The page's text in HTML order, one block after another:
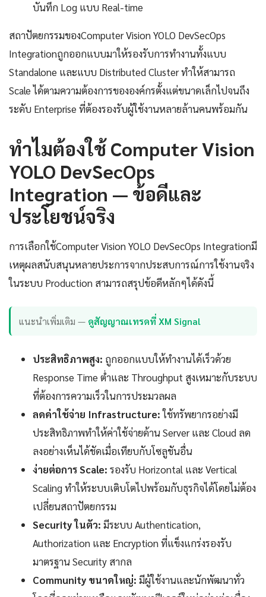
บันทึก Log แบบ Real-time
สถาปัตยกรรมของComputer Vision YOLO DevSecOps
Integrationถูกออกแบบมาให้รองรับการทำงานทั้งแบบ
Standalone และแบบ Distributed Cluster ทำให้สามารถ
Scale ได้ตามความต้องการขององค์กรตั้งแต่ขนาดเล็กไปจนถึง
ระดับ Enterprise ที่ต้องรองรับผู้ใช้งานหลายล้านคนพร้อมกัน
ทำไมต้องใช้ Computer Vision
YOLO DevSecOps
Integration — ข้อดีและ
ประโยชน์จริง
การเลือกใช้Computer Vision YOLO DevSecOps Integrationมี
เหตุผลสนับสนุนหลายประการจากประสบการณ์การใช้งานจริง
ในระบบ Production สามารถสรุปข้อดีหลักๆได้ดังนี้
แนะนำเพิ่มเติม — ดูสัญญาณเทรดที่ XM Signal
ประสิทธิภาพสูง: ถูกออกแบบให้ทำงานได้เร็วด้วย
Response Time ต่ำและ Throughput สูงเหมาะกับระบบ
ที่ต้องการความเร็วในการประมวลผล
ลดค่าใช้จ่าย Infrastructure:ใช้ทรัพยากรอย่างมี
ประสิทธิภาพทำให้ค่าใช้จ่ายด้าน Server และ Cloud ลด
ลงอย่างเห็นได้ชัดเมื่อเทียบกับโซลูชันอื่น
ง่ายต่อการ Scale: รองรับ Horizontal และ Vertical
Scaling ทำให้ระบบเติบโตไปพร้อมกับธุรกิจได้โดยไม่ต้อง
เปลี่ยนสถาปัตยกรรม
Security ในตัว: มีระบบ Authentication,
Authorization และ Encryption ที่แข็งแกร่งรองรับ
มาตรฐาน Security สากล
Community ขนาดใหญ่: มีผู้ใช้งานและนักพัฒนาทั่ว